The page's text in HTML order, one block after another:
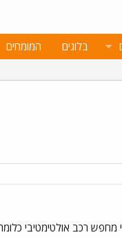
בלוגים המומחים